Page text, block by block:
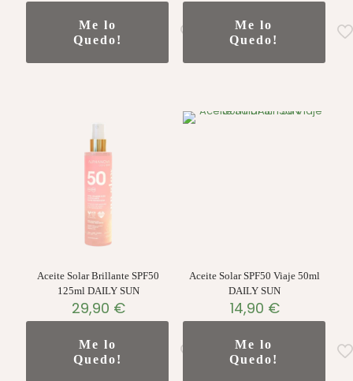
Me lo
Quedo!
Me lo
Quedo!
Aceite Solar Brillante SPF50
125ml DAILY SUN
29,90 €
Me lo
Quedo!
Aceite Solar SPF50 Viaje 50ml
DAILY SUN
14,90 €
Me lo
Quedo!